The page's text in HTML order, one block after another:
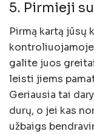
5. Pirmieji
Pirmą kartą jūsų
galite juos
leisti jiems
Geriausia tai
durų, o jei kas
užbaigs